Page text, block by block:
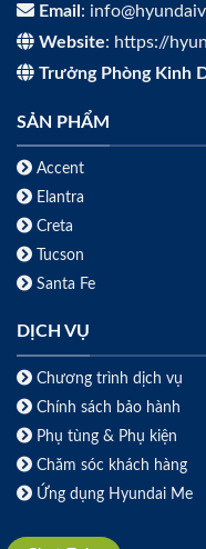
Email :
Website: https://
Trưởng Phòng Kinh
SẢN PHẨM
Accent
Elantra
Creta
Tucson
Santa Fe
DỊCH VỤ
Chương trình dịch vụ
Chính sách bảo hành
Phụ tùng & Phụ kiện
Chăm sóc khách hàng
Ứng dụng Hyundai Me